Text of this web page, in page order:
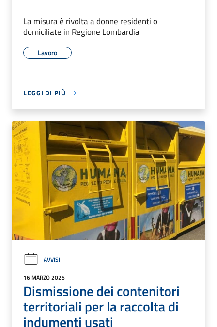
La misura è rivolta a donne residenti o
domiciliate in Regione Lombardia
Lavoro
LEGGI DI PIÙ
AVVISI
16 MARZO 2026
Dismissione dei contenitori
territoriali per la raccolta di
indumenti usati